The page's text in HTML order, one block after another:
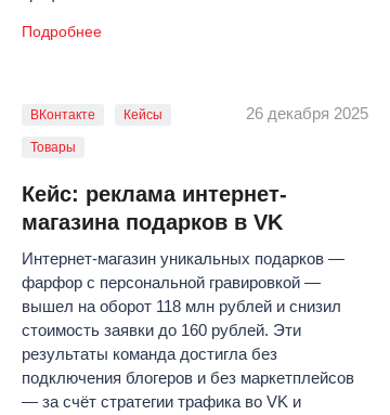
Подробнее
26 декабря 2025
ВКонтакте Кейсы
Товары
Кейс: реклама интернет-
магазина подарков в VK
Интернет-магазин уникальных подарков —
фарфор с персональной гравировкой —
вышел на оборот 118 млн рублей и снизил
стоимость заявки до 160 рублей. Эти
результаты команда достигла без
подключения блогеров и без маркетплейсов
— за счёт стратегии трафика во VK и